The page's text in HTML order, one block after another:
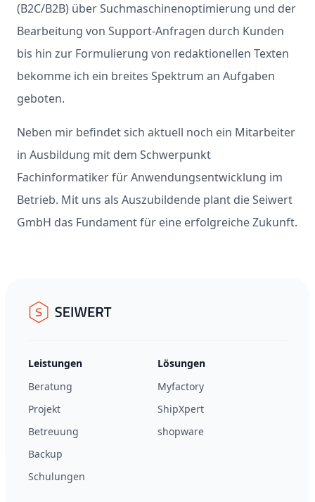
(B2C/B2B) über Suchmaschinenoptimierung und der
Bearbeitung von Support-Anfragen durch Kunden
bis hin zur Formulierung von redaktionellen Texten
bekomme ich ein breites Spektrum an Aufgaben
geboten.
Neben mir befindet sich aktuell noch ein Mitarbeiter
in Ausbildung mit dem Schwerpunkt
Fachinformatiker für Anwendungsentwicklung im
Betrieb. Mit uns als Auszubildende plant die Seiwert
GmbH das Fundament für eine erfolgreiche Zukunft.
Seiwert GmbH
Leistungen
Beratung
Projekt
Betreuung
Backup
Schulungen
Lösungen
Myfactory
ShipXpert
shopware